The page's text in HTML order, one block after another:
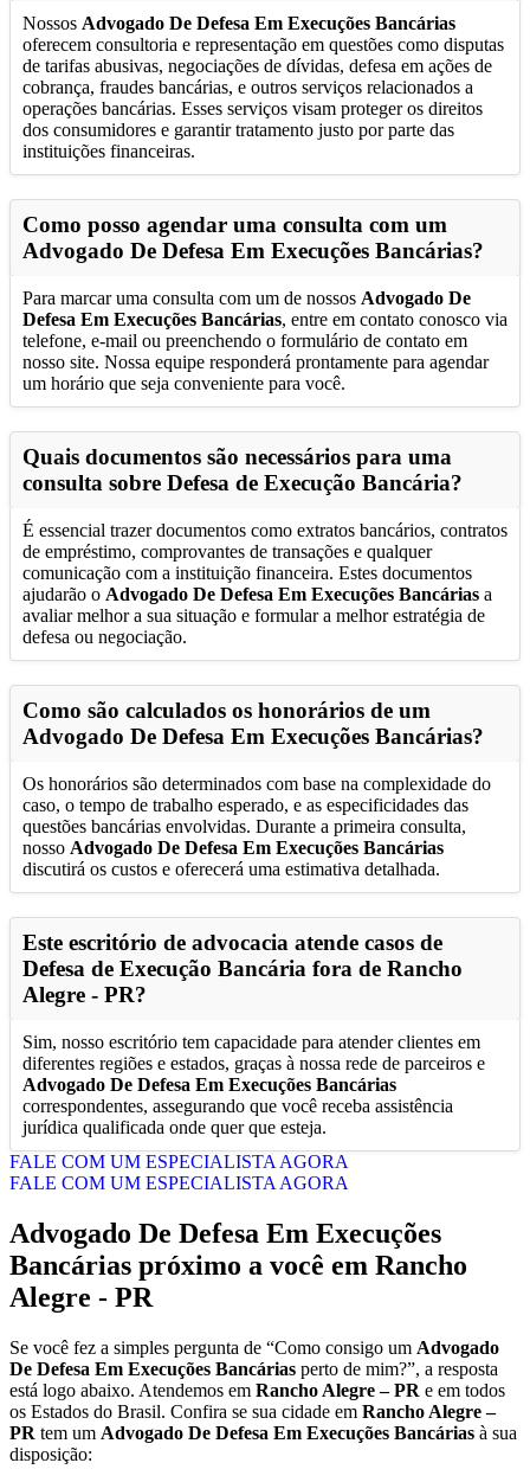
Nossos Advogado De Defesa Em Execuções Bancárias
oferecem consultoria e representação em questões como disputas
de tarifas abusivas, negociações de dívidas, defesa em ações de
cobrança, fraudes bancárias, e outros serviços relacionados a
operações bancárias. Esses serviços visam proteger os direitos
dos consumidores e garantir tratamento justo por parte das
instituições financeiras.
Como posso agendar uma consulta com um
Advogado De Defesa Em Execuções Bancárias?
Para marcar uma consulta com um de nossos Advogado De
Defesa Em Execuções Bancárias, entre em contato conosco via
telefone, e-mail ou preenchendo o formulário de contato em
nosso site. Nossa equipe responderá prontamente para agendar
um horário que seja conveniente para você.
Quais documentos são necessários para uma
consulta sobre Defesa de Execução Bancária?
É essencial trazer documentos como extratos bancários, contratos
de empréstimo, comprovantes de transações e qualquer
comunicação com a instituição financeira. Estes documentos
ajudarão o Advogado De Defesa Em Execuções Bancárias a
avaliar melhor a sua situação e formular a melhor estratégia de
defesa ou negociação.
Como são calculados os honorários de um
Advogado De Defesa Em Execuções Bancárias?
Os honorários são determinados com base na complexidade do
caso, o tempo de trabalho esperado, e as especificidades das
questões bancárias envolvidas. Durante a primeira consulta,
nosso Advogado De Defesa Em Execuções Bancárias
discutirá os custos e oferecerá uma estimativa detalhada.
Este escritório de advocacia atende casos de
Defesa de Execução Bancária fora de Rancho
Alegre - PR?
Sim, nosso escritório tem capacidade para atender clientes em
diferentes regiões e estados, graças à nossa rede de parceiros e
Advogado De Defesa Em Execuções Bancárias
correspondentes, assegurando que você receba assistência
jurídica qualificada onde quer que esteja.
FALE COM UM ESPECIALISTA AGORA
FALE COM UM ESPECIALISTA AGORA
Advogado De Defesa Em Execuções
Bancárias próximo a você em Rancho
Alegre - PR
Se você fez a simples pergunta de “Como consigo um Advogado
De Defesa Em Execuções Bancárias perto de mim?”, a resposta
está logo abaixo. Atendemos em Rancho Alegre – PR e em todos
os Estados do Brasil. Confira se sua cidade em Rancho Alegre –
PR tem um Advogado De Defesa Em Execuções Bancárias à sua
disposição: